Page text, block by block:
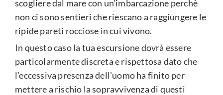
scogliere dal mare con un’imbarcazione perchè
non ci sono sentieri che riescano a raggiungere le
ripide pareti rocciose in cui vivono.
In questo caso la tua escursione dovrà essere
particolarmente discreta e rispettosa dato che
l’eccessiva presenza dell’uomo ha finito per
mettere a rischio la sopravvivenza di questi